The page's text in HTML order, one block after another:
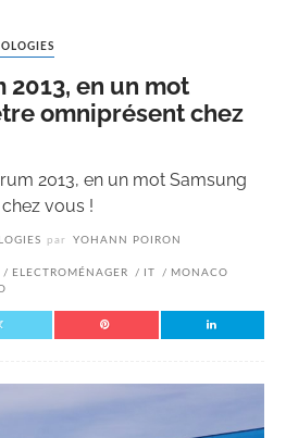
2013, en un mot
omniprésent chez
2013, en un mot Samsung
vous !
par
YOHANN POIRON
ELECTROMÉNAGER IT
MONACO